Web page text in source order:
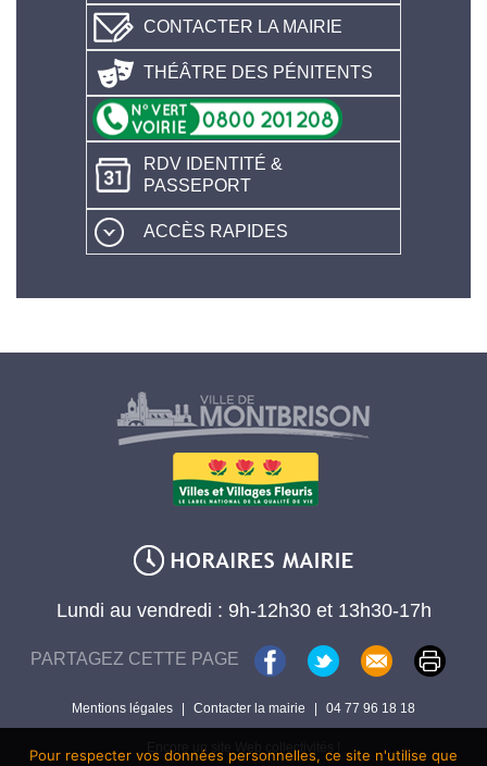
CONTACTER LA MAIRIE
THÉÂTRE DES PÉNITENTS
RDV IDENTITÉ &
PASSEPORT
ACCÈS RAPIDES
Lundi au vendredi : 9h-12h30 et 13h30-17h
PARTAGEZ CETTE PAGE
Mentions légales | Contacter la mairie | 04 77 96 18 18
Encore un site Web collectivités !
Pour respecter vos données personnelles, ce site n'utilise que